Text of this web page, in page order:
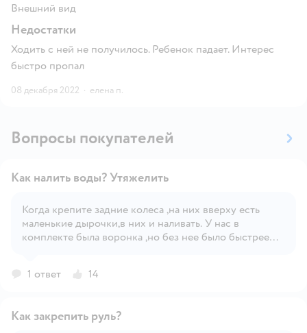
Внешний вид
Недостатки
Ходить с ней не получилось. Ребенок падает. Интерес
быстро пропал
08 декабря 2022 · елена п.
Вопросы покупателей
Открыть вопрос
Как налить воды? Утяжелить
Когда крепите задние колеса ,на них вверху есть
маленькие дырочки,в них и наливать. У нас в
комплекте была воронка ,но без нее было быстрее
1 ответ 14
Как закрепить руль?